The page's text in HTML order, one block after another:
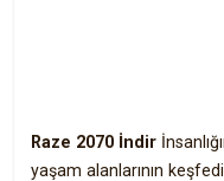
Raze 2070 İndir
yaşam alanlarının